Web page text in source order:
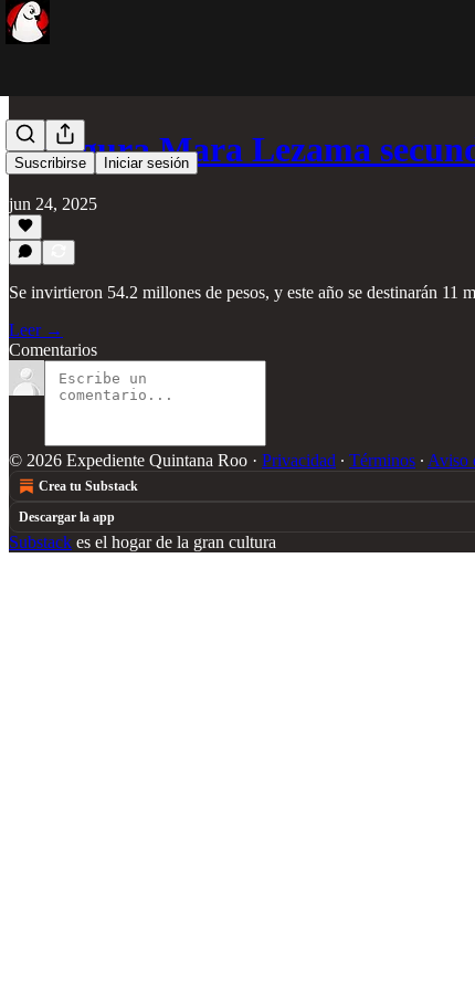
Suscribirse Iniciar sesión
Inaugura Mara Lezama
jun 24, 2025
Se invirtieron 54.2 millones de pesos, y este año se destinarán 11
Leer →
Comentarios
© 2026 Expediente Quintana Roo · Privacidad ∙ Términos ∙ Aviso
Crea tu Substack
Descargar la app
Substack es el hogar de la gran cultura